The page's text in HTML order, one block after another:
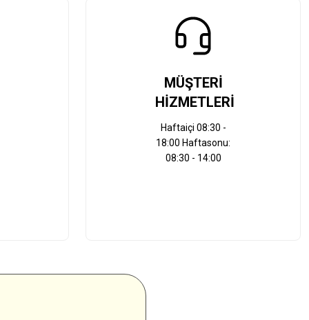
MÜŞTERİ
HİZMETLERİ
Haftaiçi 08:30 -
18:00 Haftasonu:
08:30 - 14:00